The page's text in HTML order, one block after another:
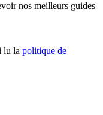
nos meilleurs guides
lu la politique de